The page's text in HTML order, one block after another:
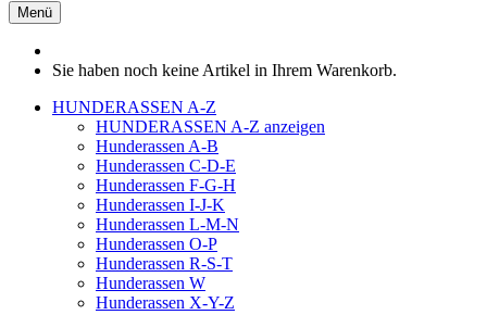
Menü
Sie haben noch keine Artikel in Ihrem Warenkorb.
HUNDERASSEN A-Z
HUNDERASSEN A-Z anzeigen
Hunderassen A-B
Hunderassen C-D-E
Hunderassen F-G-H
Hunderassen I-J-K
Hunderassen L-M-N
Hunderassen O-P
Hunderassen R-S-T
Hunderassen W
Hunderassen X-Y-Z